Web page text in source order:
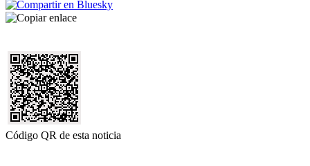
Código QR de esta noticia